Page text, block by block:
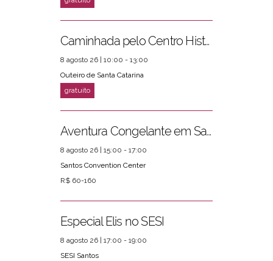
PRÓXIMOS EVENTOS
Caminhada pelo Centro Histórico
8 agosto 26 | 10:00 - 13:00
Outeiro de Santa Catarina
Aventura Congelante em Santos
8 agosto 26 | 15:00 - 17:00
Santos Convention Center
R$ 60-160
Especial Elis no SESI
8 agosto 26 | 17:00 - 19:00
SESI Santos